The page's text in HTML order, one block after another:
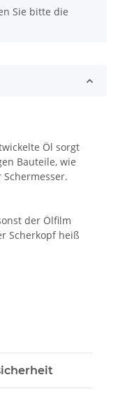
Sie bitte die
Öl sorgt
Bauteile, wie
der Ölfilm
Scherkopf heiß